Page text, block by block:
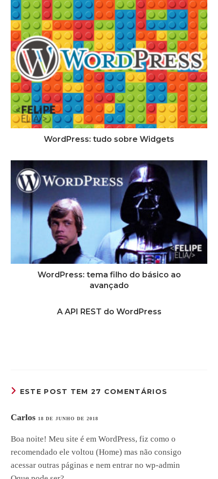
WordPress: tudo sobre Widgets
WordPress: tema filho do básico ao
avançado
A API REST do WordPress
ESTE POST TEM 27 COMENTÁRIOS
Carlos 18 DE JUNHO DE 2018
Boa noite! Meu site é em WordPress, fiz como o
recomendado ele voltou (Home) mas não consigo
acessar outras páginas e nem entrar no wp-admin